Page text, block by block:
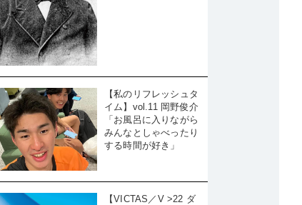
【私のリフレッシュタ
イム】vol.11 岡野俊介
「お風呂に入りながら
みんなとしゃべったり
する時間が好き」
【VICTAS／V >22 ダ